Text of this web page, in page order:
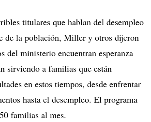
titulares que hablan del desempleo
de la población, Miller y otros dijeron
del ministerio encuentran esperanza
sirviendo a familias que están
en estos tiempos, desde enfrentar
hasta el desempleo. El programa
familias al mes.